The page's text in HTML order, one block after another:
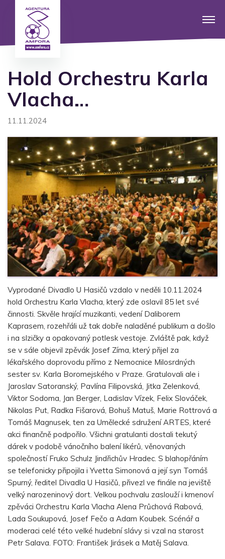
Hold Orchestru Karla
Vlacha…
11.11.2024
Vyprodané Divadlo U Hasičů vzdalo v neděli 10.11.2024
hold Orchestru Karla Vlacha, který zde oslavil 85 let své
činnosti. Skvěle hrající muzikanti, vedení Daliborem
Kaprasem, rozehřáli už tak dobře naladěné publikum a došlo
i na slzičky a opakovaný potlesk vestoje. Zvláště pak, když
se v sále objevil zpěvák Josef Zíma, který přijel za
lékařského doprovodu přímo z Nemocnice Milosrdných
sester sv. Karla Boromejského v Praze. Gratulovali ale i
Jaroslav Satoranský, Pavlína Filipovská, Jitka Zelenková,
Viktor Sodoma, Jan Berger, Ladislav Vízek, Felix Slováček,
Nikolas Put, Radka Fišarová, Bohuš Matuš, Marie Rottrová a
Tomáš Magnusek, ten za Umělecké sdružení ARTES, které
akci finančně podpořilo. Všichni gratulanti dostali tekutý
dárek v podobě vánočního balení likérů, věnovaných
společností Fruko Schulz Jindřichův Hradec. S blahopřáním
se telefonicky připojila i Yvetta Simonová a její syn Tomáš
Spurný, ředitel Divadla U Hasičů, přivezl ve finále na jeviště
velký narozeninový dort. Velkou pochvalu zaslouží i kmenoví
zpěváci Orchestru Karla Vlacha Alena Průchová Rabová,
Lada Soukupová, Josef Fečo a Adam Koubek. Scénář a
moderaci celé této velké hudební slávy si vzal na starost
Petr Salava. FOTO: František Jirásek a Matěj Salava.